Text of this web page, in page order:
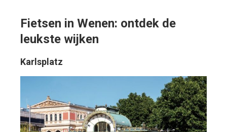
Fietsen in Wenen: ontdek de
leukste wijken
Karlsplatz